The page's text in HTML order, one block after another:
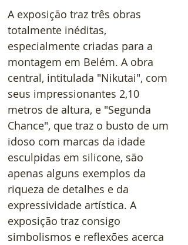
A exposição traz três obras
totalmente inéditas,
especialmente criadas para a
montagem em Belém. A obra
central, intitulada "Nikutai", com
seus impressionantes 2,10
metros de altura, e "Segunda
Chance", que traz o busto de um
idoso com marcas da idade
esculpidas em silicone, são
apenas alguns exemplos da
riqueza de detalhes e da
expressividade artística. A
exposição traz consigo
simbolismos e reflexões acerca